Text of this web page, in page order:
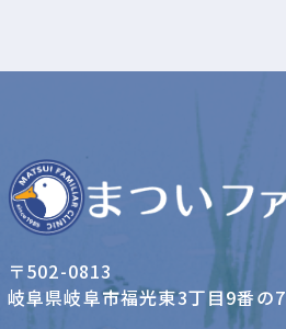
〒502-0813
岐阜県岐阜市福光東3丁目9番の7